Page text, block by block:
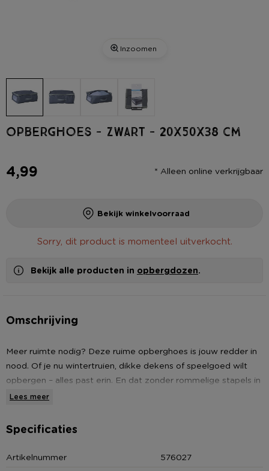
Inzoomen
Opberghoes - zwart - 20x50x38 cm
4,99 * Alleen online verkrijgbaar
Bekijk winkelvoorraad
Sorry, dit product is momenteel uitverkocht.
Bekijk alle producten in opbergdozen.
Omschrijving
Meer ruimte nodig? Deze ruime opberghoes is jouw redder in
nood. Of je nu wintertruien, dikke dekens of speelgoed wilt
opbergen – alles past erin. En dat zonder rommelige stapels in
je kast. Met het formaat van 20x50x38 cm is deze hoes lekker
of bovenop een kast. Het venster aan de zijkant laat je in één
oogopslag zien wat waar zit. De opberghoes beschermt onder
andere tegen schimmel, vocht en stof.
Lees meer
Specificaties
Artikelnummer
576027